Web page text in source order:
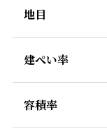
地目
建ぺい率
容積率